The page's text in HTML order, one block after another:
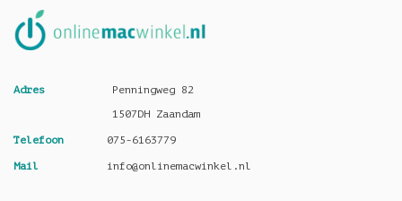
Adres
Penningweg 82
1507DH Zaandam
Telefoon 075-6163779
Mail info@onlinemacwinkel.nl